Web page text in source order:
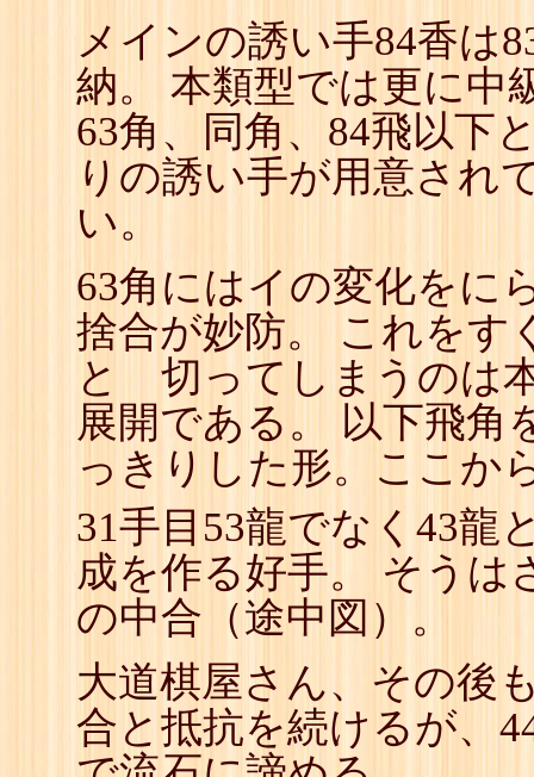
メインの誘い手84香は
納。 本類型では更に
63角、同角、84飛以下
りの誘い手が用意され
い。
63角にはイの変化をに
捨合が妙防。 これをす
と 切ってしまうのは
展開である。 以下飛角
っきりした形。ここか
31手目53龍でなく43龍
成を作る好手。 そうは
の中合（途中図）。
大道棋屋さん、その後
合と抵抗を続けるが、